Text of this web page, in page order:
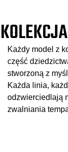
Każdy model z
część
stworzoną z
Każda linia,
odzwierciedlają
zwalniania